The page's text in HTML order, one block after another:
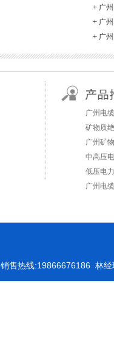
+ 广
+ 广
+ 广
广州电
矿物质
广州矿
中高压
低压电
广州电
销售热线:19866676186 林